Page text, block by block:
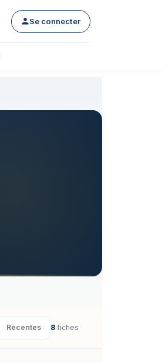
Se connecter
Récentes 8 fiches